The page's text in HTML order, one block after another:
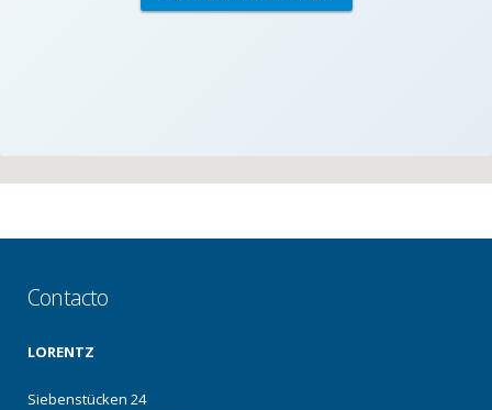
Contacto
LORENTZ
Siebenstücken 24